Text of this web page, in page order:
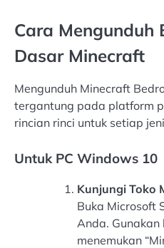
Cara Mengunduh
Dasar Minecraft
Mengunduh Minecraft
tergantung pada platform
rincian rinci untuk setiap
Untuk PC Windows 10
Kunjungi Toko
Buka Microsoft
Anda.
menemukan